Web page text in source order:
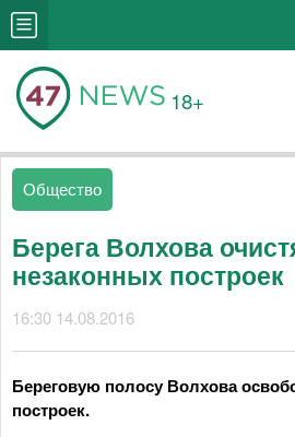
18+
Общество
Берега Волхова
незаконных построек
16:30 14.08.2016
Береговую полосу Волхова
построек.